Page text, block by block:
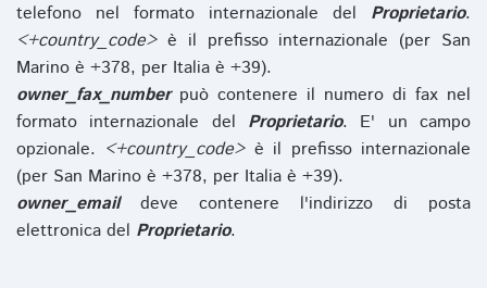
telefono nel formato internazionale del Proprietario.
<+country_code>è il prefisso internazionale (per San
Marino è +378, per Italia è +39).
owner_fax_numberpuò contenere il numero di fax nel
formato internazionale del Proprietario. E' un campo
opzionale. <+country_code>è il prefisso internazionale
(per San Marino è +378, per Italia è +39).
owner_emaildeve contenere l'indirizzo di posta
elettronica del Proprietario.